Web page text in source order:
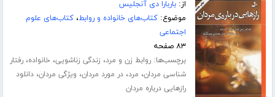
از:باربارا دی آنجلیس
موضوع:کتاب‌های خانواده و روابط،کتاب‌های علوم
اجتماعی
۸۳ صفحه
برچسب‌ها:روابط زن و مرد، زندگی زناشویی، خانواده،رفتار
شناسی مردان، مرد،در مورد مردان، ویژگی مردان،دانلود
رازهایی درباره مردان